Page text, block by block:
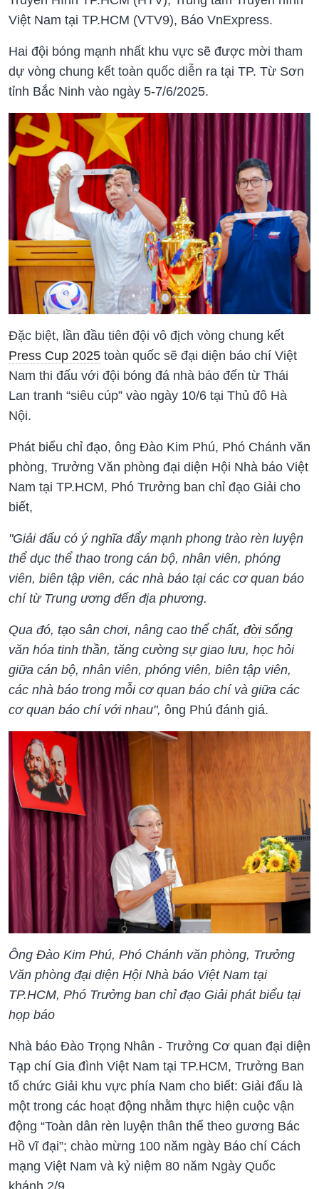
Việt Nam tại TP.HCM (VTV9), Báo VnExpress.
Hai đội bóng mạnh nhất khu vực sẽ được mời tham
dự vòng chung kết toàn quốc diễn ra tại TP. Từ Sơn
tỉnh Bắc Ninh vào ngày 5-7/6/2025.
Đặc biệt, lần đầu tiên đội vô địch vòng chung kết
Press Cup 2025 toàn quốc sẽ đại diện báo chí Việt
Nam thi đấu với đội bóng đá nhà báo đến từ Thái
Lan tranh “siêu cúp” vào ngày 10/6 tại Thủ đô Hà
Nội.
Phát biểu chỉ đạo, ông Đào Kim Phú, Phó Chánh văn
phòng, Trưởng Văn phòng đại diện Hội Nhà báo Việt
Nam tại TP.HCM, Phó Trưởng ban chỉ đạo Giải cho
biết,
"Giải đấu có ý nghĩa đẩy mạnh phong trào rèn luyện
thể dục thể thao trong cán bộ, nhân viên, phóng
viên, biên tập viên, các nhà báo tại các cơ quan báo
chí từ Trung ương đến địa phương.
Qua đó, tạo sân chơi, nâng cao thể chất, đời sống
văn hóa tinh thần, tăng cường sự giao lưu, học hỏi
giữa cán bộ, nhân viên, phóng viên, biên tập viên,
các nhà báo trong mỗi cơ quan báo chí và giữa các
cơ quan báo chí với nhau", ông Phú đánh giá.
Ông Đào Kim Phú, Phó Chánh văn phòng, Trưởng
Văn phòng đại diện Hội Nhà báo Việt Nam tại
TP.HCM, Phó Trưởng ban chỉ đạo Giải phát biểu tại
họp báo
Nhà báo Đào Trọng Nhân - Trưởng Cơ quan đại diện
Tạp chí Gia đình Việt Nam tại TP.HCM, Trưởng Ban
tổ chức Giải khu vực phía Nam cho biết: Giải đấu là
một trong các hoạt động nhằm thực hiện cuộc vận
động “Toàn dân rèn luyện thân thể theo gương Bác
Hồ vĩ đại”; chào mừng 100 năm ngày Báo chí Cách
mạng Việt Nam và kỷ niệm 80 năm Ngày Quốc
khánh 2/9.